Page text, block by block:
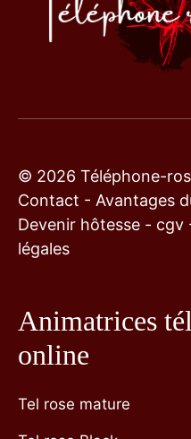
© 2026 Téléphone-
Contact - Avantages
Devenir hôtesse - cgv
légales
Animatrices
online
Tel rose mature